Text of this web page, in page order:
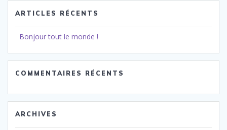
ARTICLES RÉCENTS
Bonjour tout le monde !
COMMENTAIRES RÉCENTS
ARCHIVES